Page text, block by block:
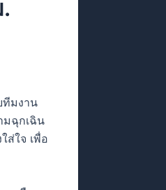
ทีมงาน
มฉุกเฉิน
ส่ใจ เพื่อ